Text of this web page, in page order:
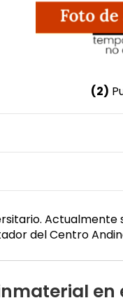
(2)
del Centro
en